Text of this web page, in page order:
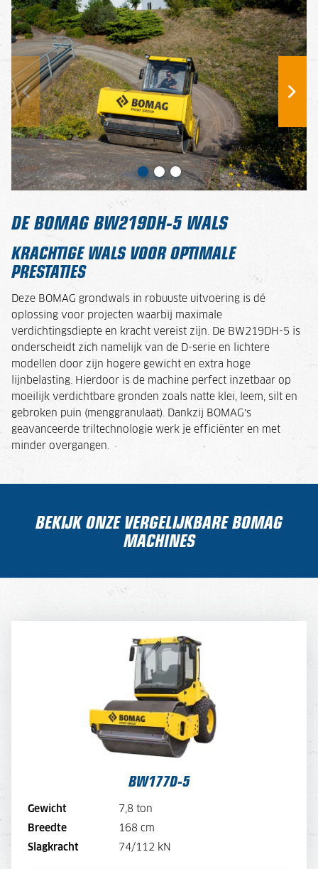
DE BOMAG BW219DH-5 WALS
KRACHTIGE WALS VOOR OPTIMALE
PRESTATIES
Deze BOMAG grondwals in robuuste uitvoering is dé
oplossing voor projecten waarbij maximale
verdichtingsdiepte en kracht vereist zijn. De BW219DH-5 is
onderscheidt zich namelijk van de D-serie en lichtere
modellen door zijn hogere gewicht en extra hoge
lijnbelasting. Hierdoor is de machine perfect inzetbaar op
moeilijk verdichtbare gronden zoals natte klei, leem, silt en
gebroken puin (menggranulaat). Dankzij BOMAG’s
geavanceerde triltechnologie werk je efficiënter en met
minder overgangen.
BEKIJK ONZE VERGELIJKBARE BOMAG
MACHINES
BW177D-5
Gewicht
7,8 ton
Breedte
168 cm
Slagkracht
74/112 kN
BW177D-5
150,-
DAGPRIJS PER WEEK
120,-
DAGPRIJS PER MAAND
90,-
BEKIJK MACHINE